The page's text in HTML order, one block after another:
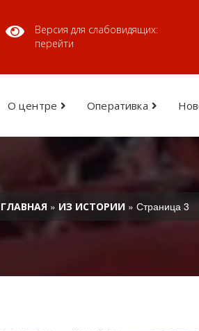
Версия для слабовидящих:
перейти
О центре Оперативка
ГЛАВНАЯ » ИЗ ИСТОРИИ» Страница 3